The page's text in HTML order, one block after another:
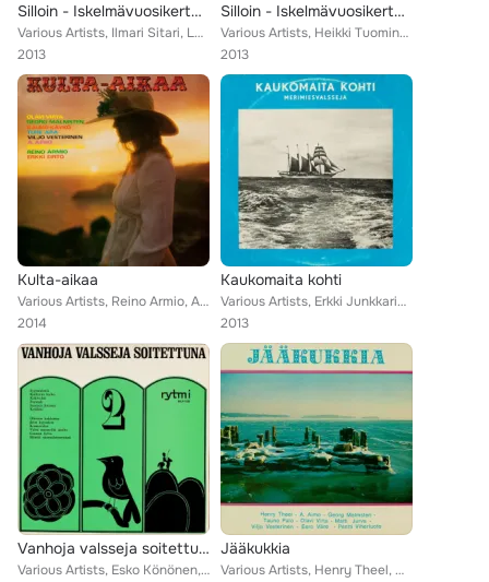
Silloin - Iskelmävuosikerta 1932
Various Artists, Ilmari Sitari, Leo Adamson, Dallapé-orkesteri, A. Aimo, Matti Jurva, Veli Lehto, Viljo Vesterinen, Georg Malmst...
2013
Silloin - Iskelmävuosikerta 1931
Various Artists, Heikki Tuominen, Matti Jurva, Terttu-Raija, Veli Lehto, Viljo Vesterinen, Kaarlo Kytö, Georg Malmstén, Yrjö Tar...
2013
Kulta-aikaa
Various Artists, Reino Armio, A. Aimo, Viljo Vesterinen, Erkki Eirto, Kauko Käyhkö, Olavi Virta, Georg Malmstén, Eugen Malmstén,...
2014
Kaukomaita kohti
Various Artists, Erkki Junkkarinen, A. Aimo, Kalle Palonen, Aikamiehet, Viljo Vesterinen, Yrjö Saarnion polkkayhtye, Harmony Sis...
2013
Vanhoja valsseja soitettuna 2
Various Artists, Esko Könönen, Kalle Palonen, Jorma Juselius, Viljo Vesterinen, Veikko Huuskonen, Matti Viljanen, Taito Vainio, ...
Jääkukkia
Various Artists, Henry Theel, Matti Jurva, A. Aimo, Pentti Viherluoto, Viljo Vesterinen, Olavi Virta, Georg Malmstén, Tauno Palo...